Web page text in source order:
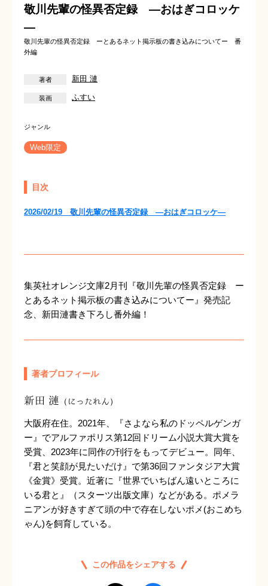
敬川先輩の怪異否定録 ―おはぎコロッケ
―
敬川先輩の怪異否定録 ーとあるネット掲示板の書き込みについてー 番
外編
新田 漣
ふすい
Web限定
目次
2026/02/19 敬川先輩の怪異否定録 ―おはぎコロッケ―
集英社オレンジ文庫2月刊『敬川先輩の怪異否定録 ー
とあるネット掲示板の書き込みについてー』発売記
念、新田漣書き下ろし番外編！
著者プロフィール
新田 漣 （にったれん）
大阪府在住。2021年、『さよなら私のドッペルゲンガ
ー』でアルファポリス第12回ドリーム小説大賞大賞を
受賞、2023年に同作の刊行をもってデビュー。同年、
『君と笑顔が見たいだけ』で第36回ファンタジア大賞
《金賞》受賞。近著に『世界でいちばん遠いところに
いる君と』（スターツ出版文庫）などがある。ポメラ
ニアンが好きすぎて頭の中で存在しないポメ(おこめち
ゃん)を飼育している。
この作品をシェアする